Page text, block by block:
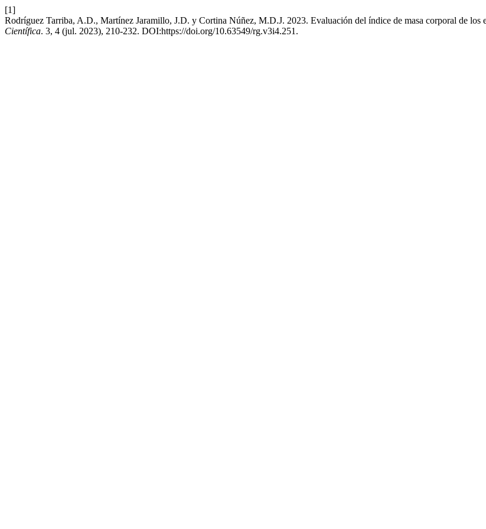
[1]
Rodríguez Tarriba, A.D., Martínez Jaramillo, J.D. y Cortina Núñez, M.D.J. 2023. Evaluación del índice de masa corporal de los
Científica. 3, 4 (jul. 2023), 210-232. DOI:https://doi.org/10.63549/rg.v3i4.251.